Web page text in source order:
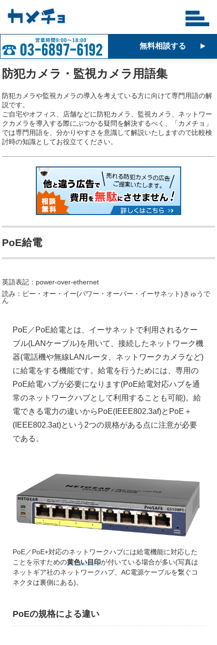
無料相談する
防犯カメラ・監視カメラ用語集
防犯カメラや監視カメラの導入を考えている方に向けて専門用語の解
説です。
ご自宅やオフィス、店舗などに防犯カメラ、監視カメラ、ネットワー
クカメラを導入する際にぶつかる疑問を解決するべく、「カメチョ」
では専門用語を、分かりやすさを意識して解説いたしますので比較検
討時の知識としてお役立てください。
PoE給電
英語表記：power-over-ethernet
読み：ピー・オー・イー(パワー・オーバー・イーサネット)きゅうで
ん
PoE／PoE給電とは、イーサネットで利用されるケー
ブル(LANケーブル)を用いて、接続したネットワーク機
器(電話機や無線LANルータ、ネットワークカメラなど)
に給電をする機能です。給電を行うためには、専用の
PoE給電ハブが必要になります(PoE給電対応ハブを通
常のネットワークハブとして利用することも可能)。給
電できる電力の違いからPoE(IEEE802.3af)とPoE＋
(IEEE802.3at)という2つの規格がある点に注意が必要
である。
PoE／PoE+対応のネットワークハブには給電機能に対応した
ことを示すための黄色い目印が付いている場合が多い(写真は
ネットギア社のネットワークハブ、AC電源ケーブルを繋ぐコ
ネクタは裏側にある)。
PoEの規格による違い